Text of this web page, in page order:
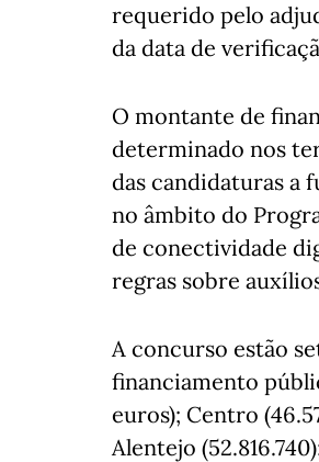
requerido pelo
da data de
O montante de
determinado nos
das candidaturas a
no âmbito do
de conectividade
regras sobre
A concurso estão
financiamento
euros); Centro
Alentejo